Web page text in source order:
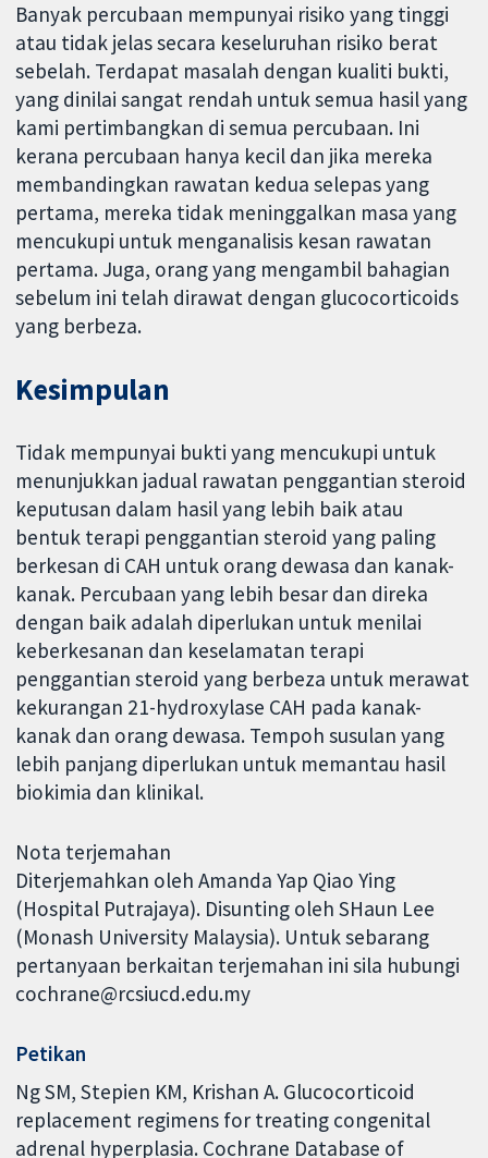
Banyak percubaan mempunyai risiko yang tinggi
atau tidak jelas secara keseluruhan risiko berat
sebelah. Terdapat masalah dengan kualiti bukti,
yang dinilai sangat rendah untuk semua hasil yang
kami pertimbangkan di semua percubaan. Ini
kerana percubaan hanya kecil dan jika mereka
membandingkan rawatan kedua selepas yang
pertama, mereka tidak meninggalkan masa yang
mencukupi untuk menganalisis kesan rawatan
pertama. Juga, orang yang mengambil bahagian
sebelum ini telah dirawat dengan glucocorticoids
yang berbeza.
Kesimpulan
Tidak mempunyai bukti yang mencukupi untuk
menunjukkan jadual rawatan penggantian steroid
keputusan dalam hasil yang lebih baik atau
bentuk terapi penggantian steroid yang paling
berkesan di CAH untuk orang dewasa dan kanak-
kanak. Percubaan yang lebih besar dan direka
dengan baik adalah diperlukan untuk menilai
keberkesanan dan keselamatan terapi
penggantian steroid yang berbeza untuk merawat
kekurangan 21-hydroxylase CAH pada kanak-
kanak dan orang dewasa. Tempoh susulan yang
lebih panjang diperlukan untuk memantau hasil
biokimia dan klinikal.
Nota terjemahan
Diterjemahkan oleh Amanda Yap Qiao Ying
(Hospital Putrajaya). Disunting oleh SHaun Lee
(Monash University Malaysia). Untuk sebarang
pertanyaan berkaitan terjemahan ini sila hubungi
cochrane@rcsiucd.edu.my
Petikan
Ng SM, Stepien KM, Krishan A. Glucocorticoid
replacement regimens for treating congenital
adrenal hyperplasia. Cochrane Database of